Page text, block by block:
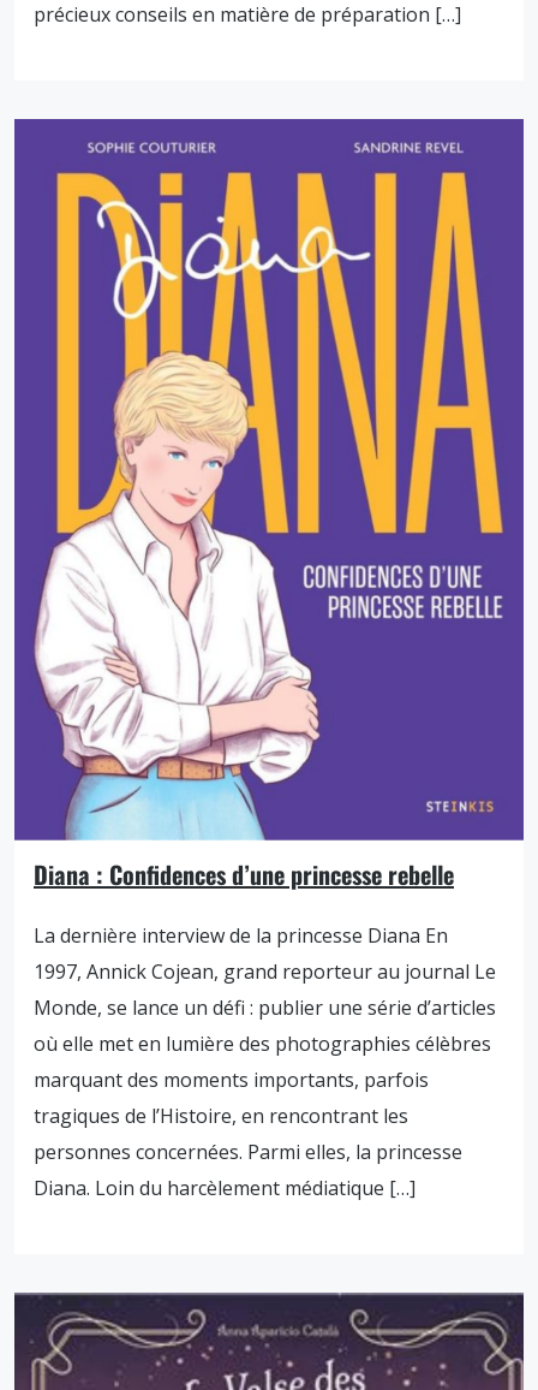
précieux conseils en matière de préparation […]
Diana : Confidences d’une princesse rebelle
La dernière interview de la princesse Diana En
1997, Annick Cojean, grand reporteur au journal Le
Monde, se lance un défi : publier une série d’articles
où elle met en lumière des photographies célèbres
marquant des moments importants, parfois
tragiques de l’Histoire, en rencontrant les
personnes concernées. Parmi elles, la princesse
Diana. Loin du harcèlement médiatique […]